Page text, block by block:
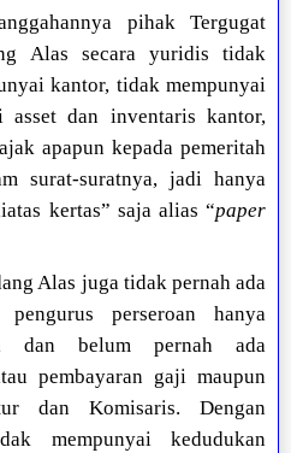
pihak Tergugat
Alas secara yuridis tidak
kantor, tidak mempunyai
dan inventaris kantor,
apapun kepada pemeritah
surat-suratnya, jadi hanya
kertas” saja alias “paper
Alas juga tidak pernah ada
perseroan hanya
dan belum pernah ada
pembayaran gaji maupun
dan Komisaris. Dengan
mempunyai kedudukan